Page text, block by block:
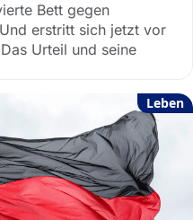
Bett gegen
erstritt sich jetzt vor
Urteil und seine
Leben